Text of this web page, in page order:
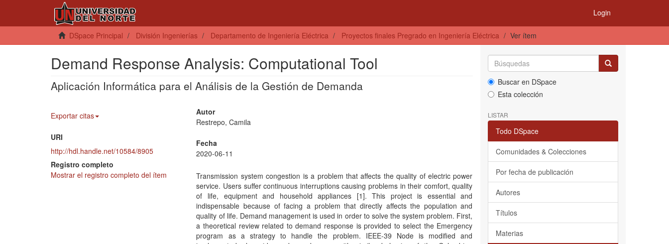
Login
DSpace Principal División Ingenierías Departamento de Ingeniería Eléctrica Proyectos finales Pregrado en Ingeniería Eléctrica Ver ítem
Demand Response Analysis: Computational Tool
Aplicación Informática para el Análisis de la Gestión de Demanda
Exportar citas
URI
http://hdl.handle.net/10584/8905
Registro completo
Mostrar el registro completo del ítem
Autor
Restrepo, Camila
Fecha
2020-06-11
Transmission system congestion is a problem that affects the quality of electric power
service. Users suffer continuous interruptions causing problems in their comfort, quality
of life, equipment and household appliances [1]. This project is essential and
indispensable because of facing a problem that directly affects the population and
quality of life. Demand management is used in order to solve the system problem. First,
a theoretical review related to demand response is provided to select the Emergency
program as a strategy to handle the problem. IEEE-39 Node is modified and
Buscar en DSpace
Esta colección
LISTAR
Todo DSpace
Comunidades & Colecciones
Por fecha de publicación
Autores
Títulos
Materias